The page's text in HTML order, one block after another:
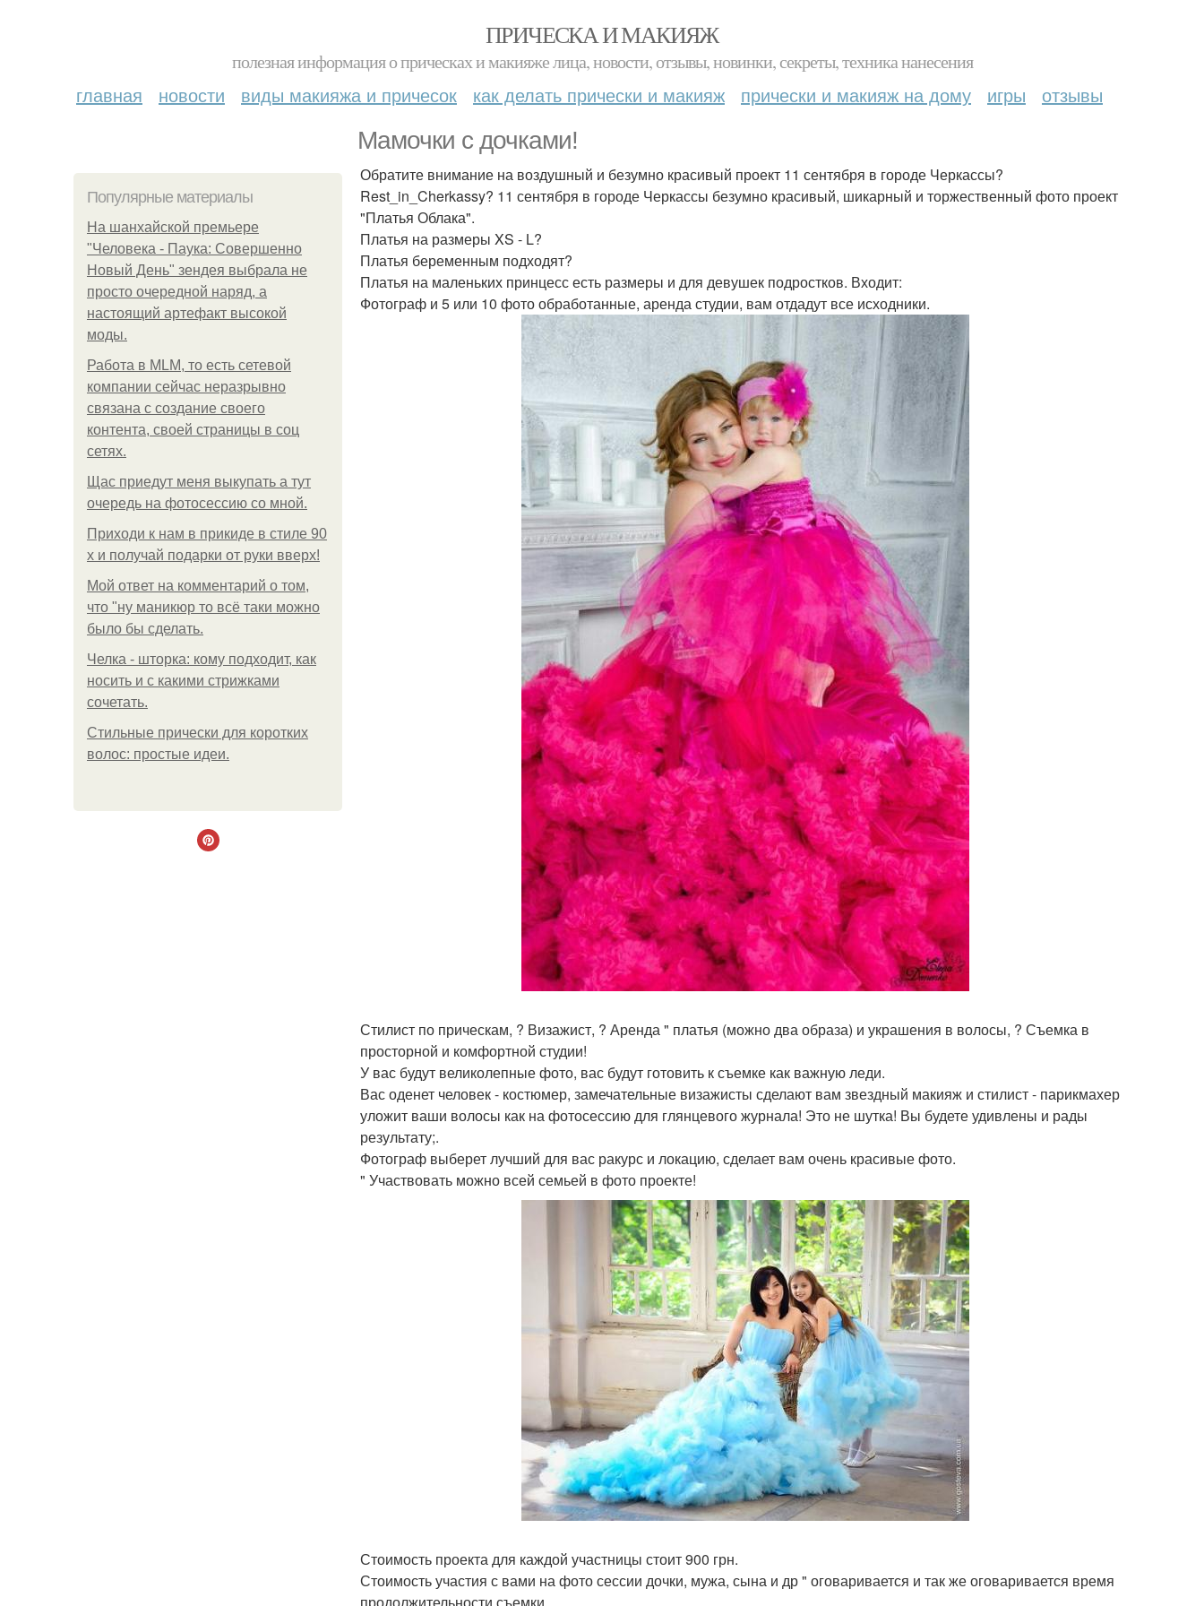
ПРИЧЕСКА И МАКИЯЖ
полезная информация о прическах и макияже лица, новости, отзывы, новинки, секреты, техника нанесения
главная новости виды макияжа и причесок как делать прически и макияж прически и макияж на дому игры отзывы
Мамочки с дочками!
Популярные материалы
На шанхайской премьере
"Человека - Паука: Совершенно
Новый День" зендея выбрала не
просто очередной наряд, а
настоящий артефакт высокой
моды.
Работа в MLM, то есть сетевой
компании сейчас неразрывно
связана с создание своего
контента, своей страницы в соц
сетях.
Щас приедут меня выкупать а тут
очередь на фотосессию со мной.
Приходи к нам в прикиде в стиле 90
х и получай подарки от руки вверх!
Мой ответ на комментарий о том,
что "ну маникюр то всё таки можно
было бы сделать.
Челка - шторка: кому подходит, как
носить и с какими стрижками
сочетать.
Стильные прически для коротких
волос: простые идеи.
Обратите внимание на воздушный и безумно красивый проект 11 сентября в городе Черкассы?
Rest_in_Cherkassy? 11 сентября в городе Черкассы безумно красивый, шикарный и торжественный фото проект
"Платья Облака".
Платья на размеры XS - L?
Платья беременным подходят?
Платья на маленьких принцесс есть размеры и для девушек подростков. Входит:
Фотограф и 5 или 10 фото обработанные, аренда студии, вам отдадут все исходники.
Стилист по прическам, ? Визажист, ? Аренда " платья (можно два образа) и украшения в волосы, ? Съемка в
просторной и комфортной студии!
У вас будут великолепные фото, вас будут готовить к съемке как важную леди.
Вас оденет человек - костюмер, замечательные визажисты сделают вам звездный макияж и стилист - парикмахер
уложит ваши волосы как на фотосессию для глянцевого журнала! Это не шутка! Вы будете удивлены и рады
результату;.
Фотограф выберет лучший для вас ракурс и локацию, сделает вам очень красивые фото.
" Участвовать можно всей семьей в фото проекте!
Стоимость проекта для каждой участницы стоит 900 грн.
Стоимость участия с вами на фото сессии дочки, мужа, сына и др " оговаривается и так же оговаривается время